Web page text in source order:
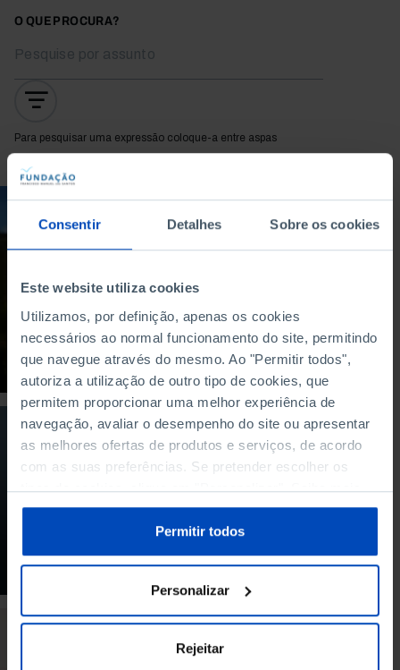
Consentir Detalhes Sobre os cookies
Este website utiliza cookies
Utilizamos, por definição, apenas os cookies
necessários ao normal funcionamento do site, permitindo
que navegue através do mesmo. Ao "Permitir todos",
autoriza a utilização de outro tipo de cookies, que
permitem proporcionar uma melhor experiência de
navegação, avaliar o desempenho do site ou apresentar
as melhores ofertas de produtos e serviços, de acordo
com as suas preferências. Se pretender escolher os
tipos de cookies, clique em "Personalizar". Saiba mais
sobre cookies através da gestão de preferências ou da
Política de Cookies.
Permitir todos
Personalizar
Rejeitar
O QUE PROCURA?
Para pesquisar uma expressão coloque-a entre aspas
futuro?
10 MIN
PODCAST
«Brandas» e
universo em
04/10/2022
DEBATE